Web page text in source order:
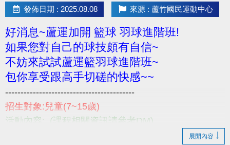
發佈日期 : 2025.08.08 來源 : 蘆竹國民運動中心
好消息~蘆運加開 籃球 羽球進階班!
如果您對自己的球技頗有自信~
不妨來試試蘆運籃羽球進階班~
包你享受跟高手切磋的快感~~
------------------------------------------
招生對象:兒童(7~15歲)
活動內容: (課程相關資訊請參考DM)
展開內容